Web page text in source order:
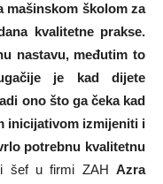
mašinskom školom za
kvalitetne prakse.
nastavu, međutim to
je kad dijete
ono što ga čeka kad
inicijativom izmijeniti i
potrebnu kvalitetnu
šef u firmi ZAH Azra